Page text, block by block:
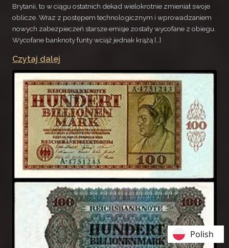
Brytanii, to w ciągu ostatnich dekad wielokrotnie zmieniał swoje
oblicze. Wraz z postępem technologicznym i wprowadzaniem
nowych zabezpieczeń starsze emisje zostały wycofane z obiegu.
Wycofane banknoty funty wciąż jednak krążą […]
Czytaj dalej
Polish
Polish